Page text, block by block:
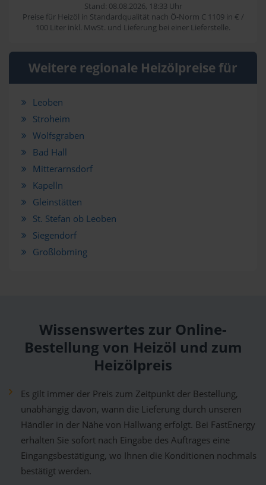
Stand: 08.08.2026, 18:33 Uhr
Preise für Heizöl in Standardqualität nach Ö-Norm C 1109 in € /
100 Liter inkl. MwSt. und Lieferung bei einer Lieferstelle.
Weitere regionale Heizölpreise für
Leoben
Stroheim
Wolfsgraben
Bad Hall
Mitterarnsdorf
Kapelln
Gleinstätten
St. Stefan ob Leoben
Siegendorf
Großlobming
Wissenswertes zur Online-
Bestellung von Heizöl und zum
Heizölpreis
Es gilt immer der Preis zum Zeitpunkt der Bestellung,
unabhängig davon, wann die Lieferung durch unseren
Händler in der Nähe von Hallwang erfolgt. Bei FastEnergy
erhalten Sie sofort nach Eingabe des Auftrages eine
Eingangsbestätigung, wo Ihnen die Konditionen nochmals
bestätigt werden.